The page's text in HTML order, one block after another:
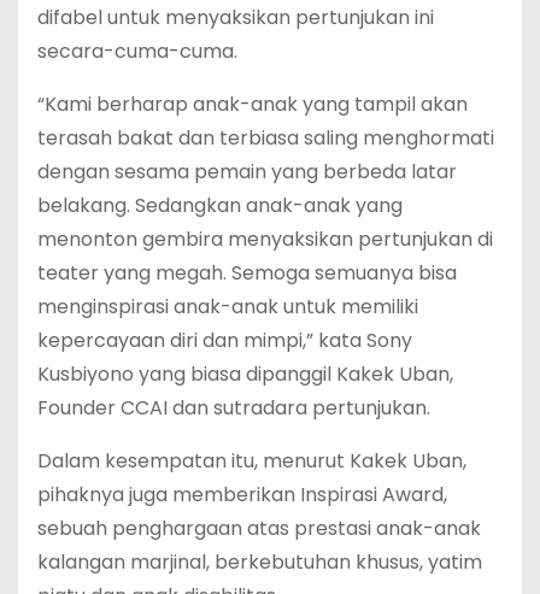
difabel untuk menyaksikan pertunjukan ini
secara-cuma-cuma.
“Kami berharap anak-anak yang tampil akan
terasah bakat dan terbiasa saling menghormati
dengan sesama pemain yang berbeda latar
belakang. Sedangkan anak-anak yang
menonton gembira menyaksikan pertunjukan di
teater yang megah. Semoga semuanya bisa
menginspirasi anak-anak untuk memiliki
kepercayaan diri dan mimpi,” kata Sony
Kusbiyono yang biasa dipanggil Kakek Uban,
Founder CCAI dan sutradara pertunjukan.
Dalam kesempatan itu, menurut Kakek Uban,
pihaknya juga memberikan Inspirasi Award,
sebuah penghargaan atas prestasi anak-anak
kalangan marjinal, berkebutuhan khusus, yatim